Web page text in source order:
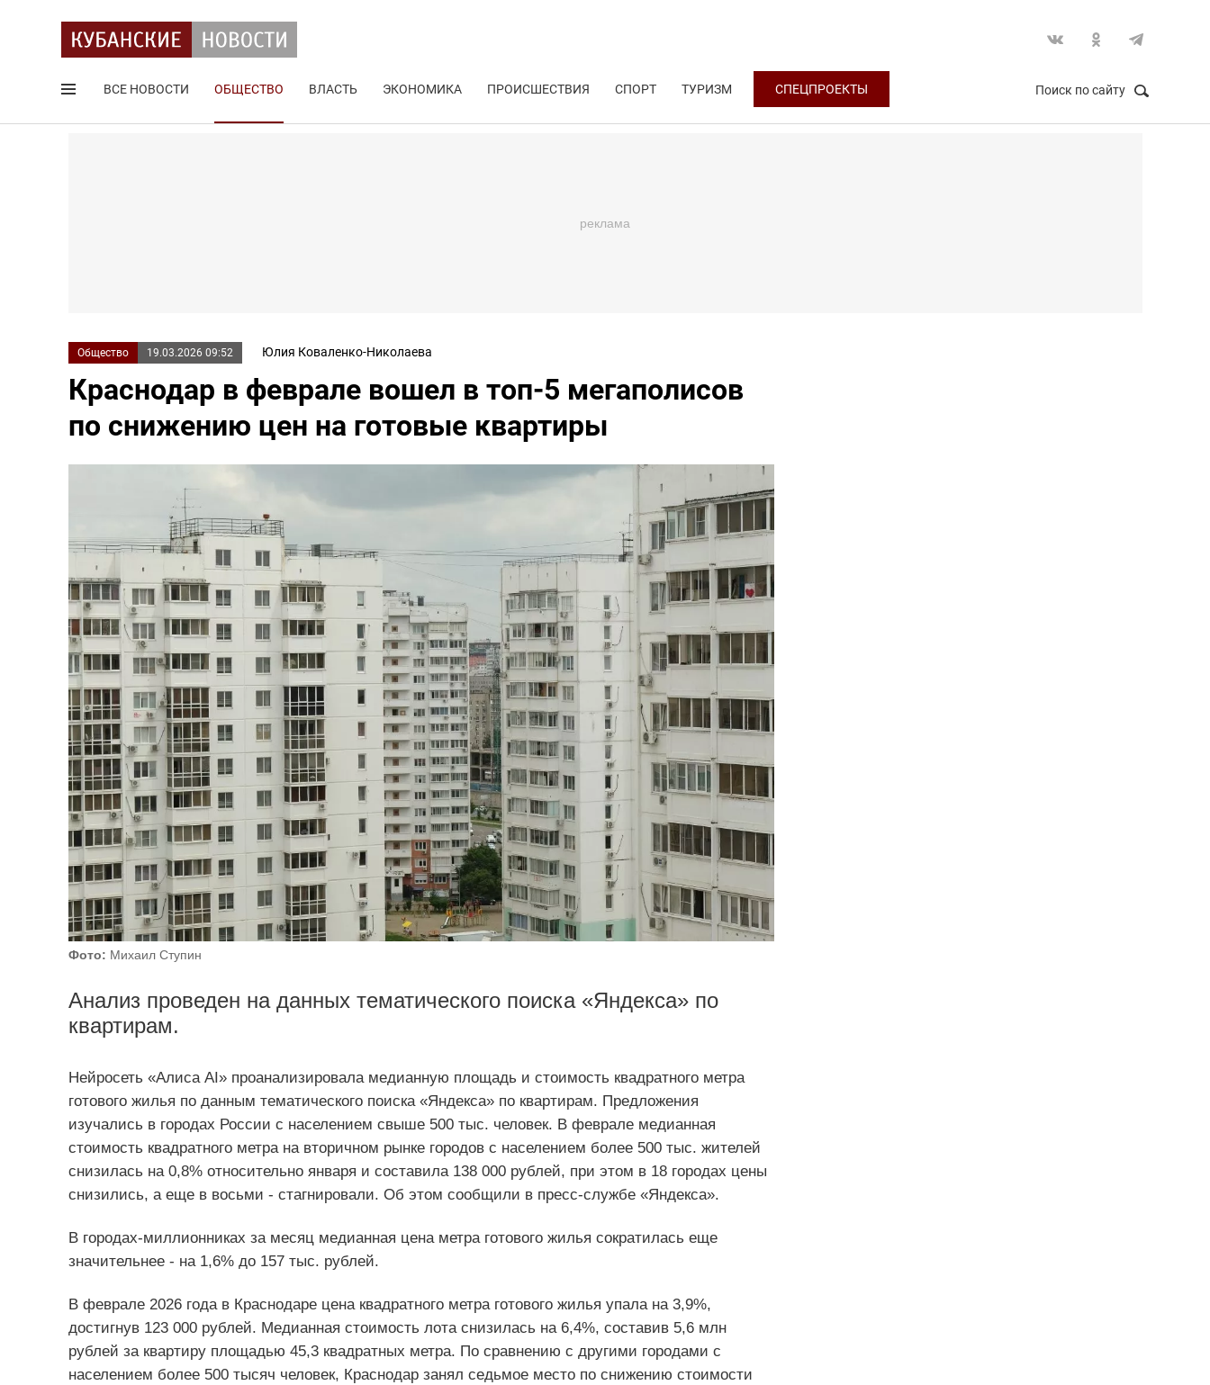
ВСЕ НОВОСТИ ОБЩЕСТВО ВЛАСТЬ ЭКОНОМИКА ПРОИСШЕСТВИЯ СПОРТ ТУРИЗМ СПЕЦПРОЕКТЫ Поиск по сайту
Общество 19.03.2026 09:52 Юлия Коваленко-Николаева
Краснодар в феврале вошел в топ-5 мегаполисов
по снижению цен на готовые квартиры
Фото: Михаил Ступин
Анализ проведен на данных тематического поиска «Яндекса» по
квартирам.
Нейросеть «Алиса AI» проанализировала медианную площадь и стоимость квадратного метра
готового жилья по данным тематического поиска «Яндекса» по квартирам. Предложения
изучались в городах России с населением свыше 500 тыс. человек. В феврале медианная
стоимость квадратного метра на вторичном рынке городов с населением более 500 тыс. жителей
снизилась на 0,8% относительно января и составила 138 000 рублей, при этом в 18 городах цены
снизились, а еще в восьми - стагнировали. Об этом сообщили в пресс-службе «Яндекса».
В городах-миллионниках за месяц медианная цена метра готового жилья сократилась еще
значительнее - на 1,6% до 157 тыс. рублей.
В феврале 2026 года в Краснодаре цена квадратного метра готового жилья упала на 3,9%,
достигнув 123 000 рублей. Медианная стоимость лота снизилась на 6,4%, составив 5,6 млн
рублей за квартиру площадью 45,3 квадратных метра. По сравнению с другими городами с
населением более 500 тысяч человек, Краснодар занял седьмое место по снижению стоимости